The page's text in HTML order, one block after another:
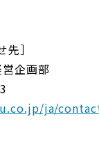
］
企画部
ja/